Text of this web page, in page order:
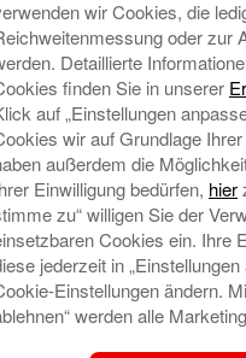
Extras.
ist es wichtig, dass
genug Geld zum
und
Verkehrsmitteln zur
im Monat ist dieses Extra
auf die
Mitgliedschaft im
wir Cookies, die
oder zur
Detaillierte
finden Sie in unserer
auf „Einstellungen
wir auf Grundlage
außerdem die
Einwilligung bedürfen, hier
zu“ willigen Sie der
Cookies ein. Ihre
jederzeit in
Einstellungen ändern.
werden alle